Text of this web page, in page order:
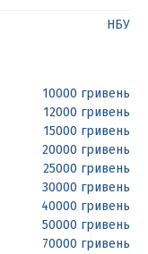
НБУ
10000 гривень
12000 гривень
15000 гривень
20000 гривень
25000 гривень
30000 гривень
40000 гривень
50000 гривень
70000 гривень